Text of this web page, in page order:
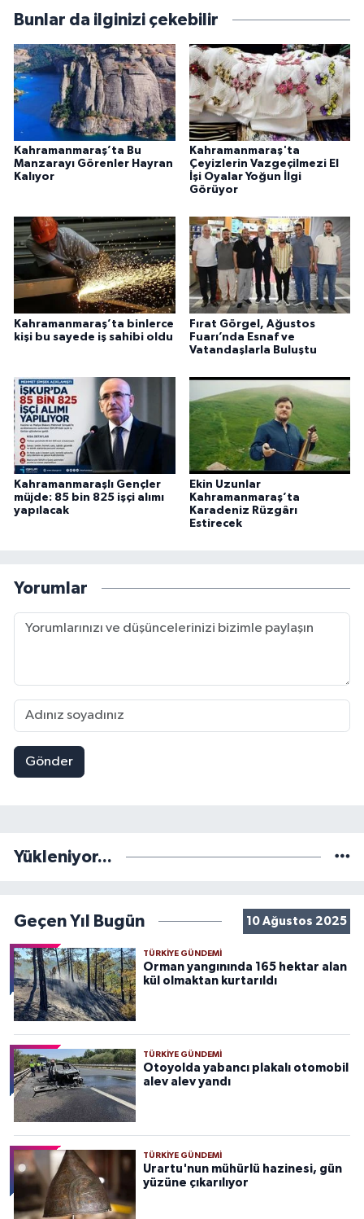
Bunlar da ilginizi çekebilir
Kahramanmaraş’ta Bu
Manzarayı Görenler Hayran
Kalıyor
Kahramanmaraş'ta
Çeyizlerin Vazgeçilmezi El
İşi Oyalar Yoğun İlgi
Görüyor
Kahramanmaraş’ta binlerce
kişi bu sayede iş sahibi oldu
Fırat Görgel, Ağustos
Fuarı’nda Esnaf ve
Vatandaşlarla Buluştu
Kahramanmaraşlı Gençler
müjde: 85 bin 825 işçi alımı
yapılacak
Ekin Uzunlar
Kahramanmaraş’ta
Karadeniz Rüzgârı
Estirecek
Yorumlar
Gönder
Yükleniyor...
Geçen Yıl Bugün 10 Ağustos 2025
TÜRKIYE GÜNDEMI
Orman yangınında 165 hektar alan
kül olmaktan kurtarıldı
TÜRKIYE GÜNDEMI
Otoyolda yabancı plakalı otomobil
alev alev yandı
TÜRKIYE GÜNDEMI
Urartu'nun mühürlü hazinesi, gün
yüzüne çıkarılıyor